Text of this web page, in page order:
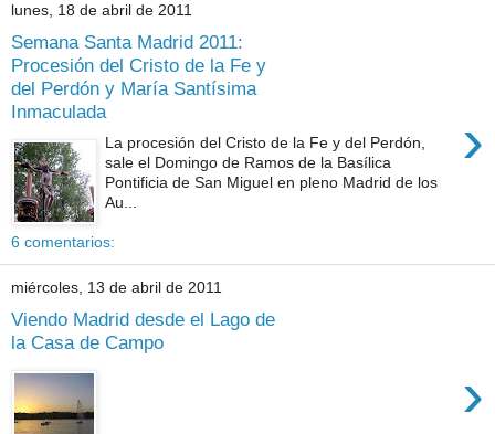
lunes, 18 de abril de 2011
Semana Santa Madrid 2011:
Procesión del Cristo de la Fe y
del Perdón y María Santísima
Inmaculada
›
La procesión del Cristo de la Fe y del Perdón,
sale el Domingo de Ramos de la Basílica
Pontificia de San Miguel en pleno Madrid de los
Au...
6 comentarios:
miércoles, 13 de abril de 2011
Viendo Madrid desde el Lago de
la Casa de Campo
›